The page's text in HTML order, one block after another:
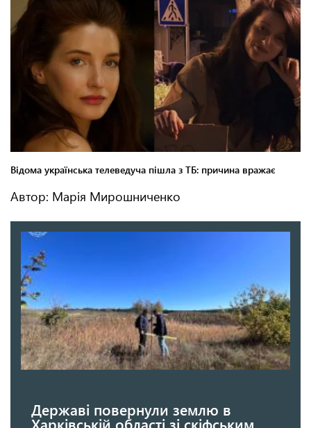
Автор: Марія Мирошниченко
Державі повернули землю в
Харківській області зі скіфським